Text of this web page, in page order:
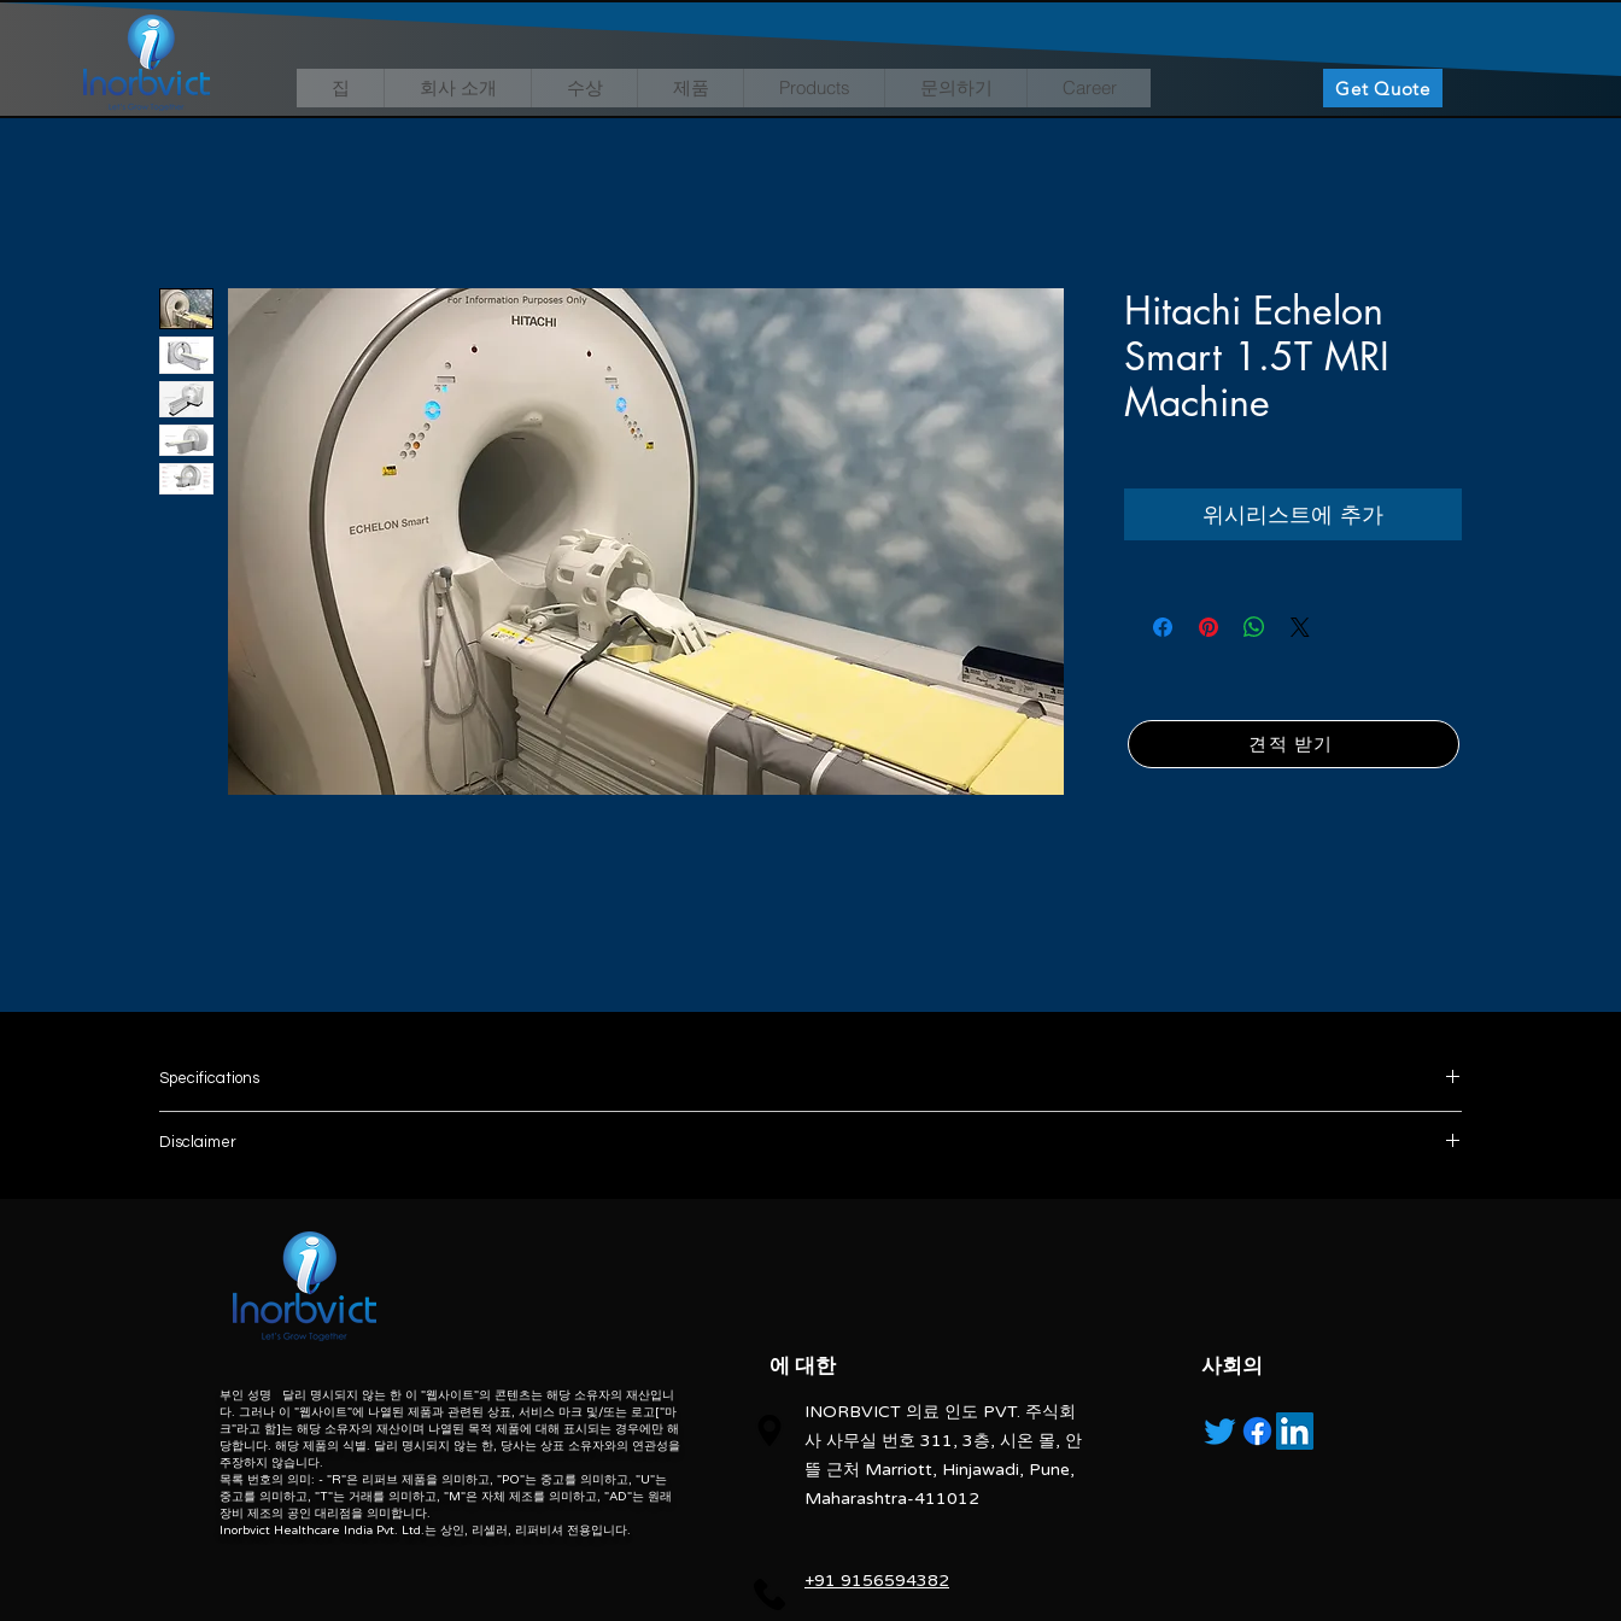
집 회사 소개 수상 제품 Products 문의하기 Career Get Quote
Hitachi Echelon
Smart 1.5T MRI
Machine
위시리스트에 추가
Specifications
Model Name/Number
Is It LCD Display
Max. Amplitude
Max. Slew Rate
I Deal In New and Second Hand
Disclaimer
herein associated with the products listed on this” website” are the property of their respective owners and if they appear with the listed products, it is only used for the
purpose of identification of those products. we do not claim as association with the mark owners, unless otherwise so specified.
meaning of list number: - “r” means refurbished, “po” means preowned, “u” means used, “t” means trading, “m” means own manufactured, “ad” means authorised
dealer of original equipment manufacturer.
견적 받기
부인 성명 달리 명시되지 않는 한 이 "웹사이트"의 콘텐츠는 해당 소유자의 재산입니
다. 그러나 이 "웹사이트"에 나열된 제품과 관련된 상표, 서비스 마크 및/또는 로고["마
크"라고 함]는 해당 소유자의 재산이며 나열된 목적 제품에 대해 표시되는 경우에만 해
당합니다. 해당 제품의 식별. 달리 명시되지 않는 한, 당사는 상표 소유자와의 연관성을
주장하지 않습니다.
목록 번호의 의미: - "R"은 리퍼브 제품을 의미하고, "PO"는 중고를 의미하고, "U"는
중고를 의미하고, "T"는 거래를 의미하고, "M"은 자체 제조를 의미하고, "AD"는 원래
장비 제조의 공인 대리점을 의미합니다.
Inorbvict Healthcare India Pvt. Ltd.는 상인, 리셀러, 리퍼비셔 전용입니다.
에 대한
INORBVICT 의료 인도 PVT. 주식회
사 사무실 번호 311, 3층, 시온 몰, 안
뜰 근처 Marriott, Hinjawadi, Pune,
Maharashtra-411012
+91 9156594382
사회의